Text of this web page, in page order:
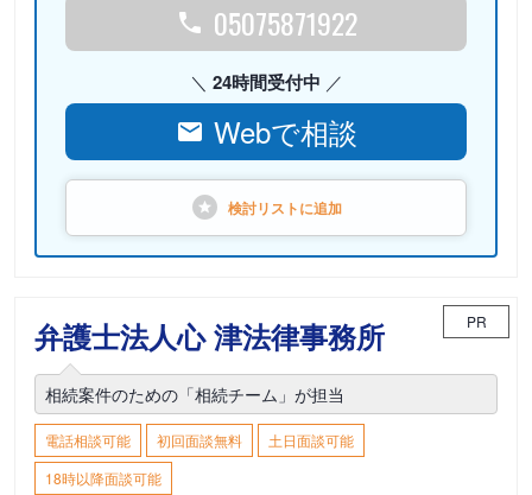
05075871922
24時間受付中
Webで相談
検討リストに追加
弁護士法人心 津法律事務所 PR
相続案件のための「相続チーム」が担当
電話相談可能 初回面談無料
土日面談可能
18時以降面談可能